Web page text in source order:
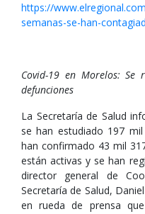
https://
semanas-se-han-
Covid-19 en Morelos: Se
defunciones
La Secretaría de Salud
se han estudiado 197
han confirmado 43 mil
están activas y se han
director general de
Secretaría de Salud,
en rueda de prensa